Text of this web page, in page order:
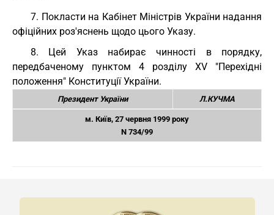
7. Покласти на Кабінет Міністрів України надання
офіційних роз'яснень щодо цього Указу.
8. Цей Указ набирає чинності в порядку,
передбаченому пунктом 4 розділу XV "Перехідні
положення" Конституції України.
Президент України Л.КУЧМА
м. Київ, 27 червня 1999 року
N 734/99